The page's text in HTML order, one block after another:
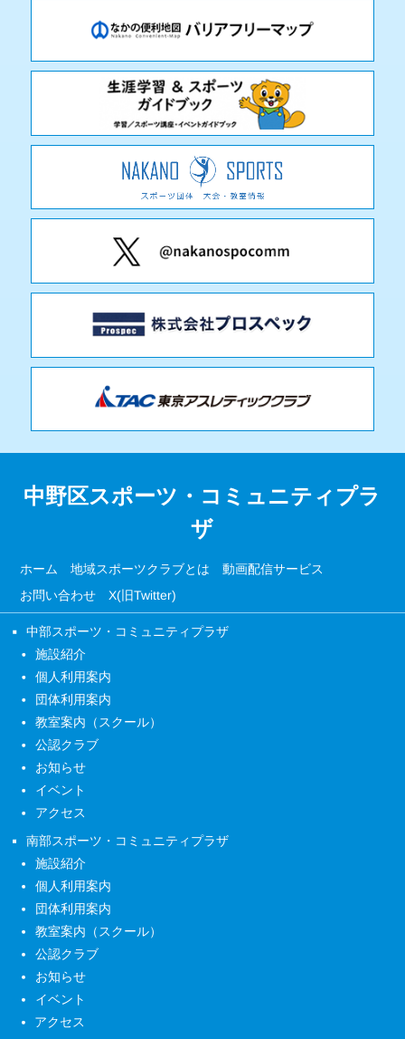
中野区スポーツ・コミュニティプラ
ザ
ホーム 地域スポーツクラブとは 動画配信サービス
お問い合わせ X(旧Twitter)
中部スポーツ・コミュニティプラザ
施設紹介
個人利用案内
団体利用案内
教室案内（スクール）
公認クラブ
お知らせ
イベント
アクセス
南部スポーツ・コミュニティプラザ
施設紹介
個人利用案内
団体利用案内
教室案内（スクール）
公認クラブ
お知らせ
イベント
アクセス